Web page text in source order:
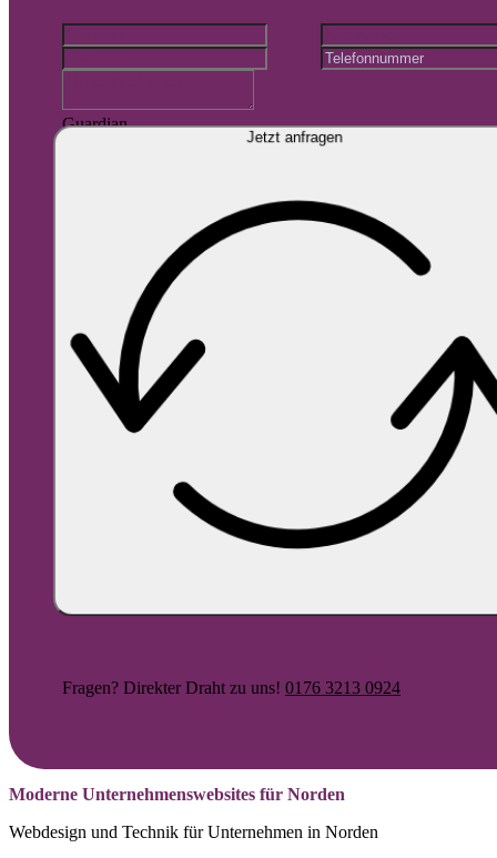
Moderne Unternehmenswebsites für Norden
Webdesign und Technik für Unternehmen in Norden
Guardian
Jetzt anfragen
Fragen? Direkter Draht zu uns! 0176 3213 0924